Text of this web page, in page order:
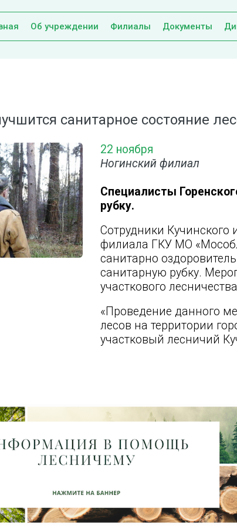
Об учреждении Филиалы Документы
санитарное состояние
22 ноября
Ногинский филиал
Специалисты
рубку.
Сотрудники Кучинского
филиала ГКУ МО
санитарно
санитарную рубку.
участкового
«Проведение данного
лесов на территории
участковый лесничий